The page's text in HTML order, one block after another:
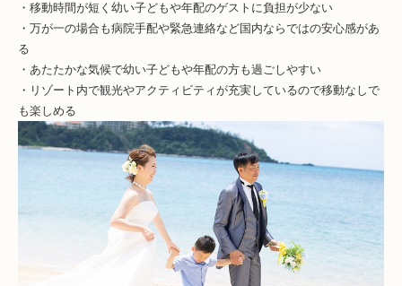
・移動時間が短く幼い子どもや年配のゲストに負担が少ない
・万が一の場合も病院手配や緊急連絡など国内ならではの安心感があ
る
・あたたかな気候で幼い子どもや年配の方も過ごしやすい
・リゾート内で観光やアクティビティが充実しているので移動なしで
も楽しめる